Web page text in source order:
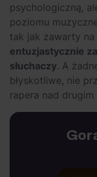
psychologiczną,
poziomu
tak jak zawarty na
entuzjastycznie
słuchaczy. A
błyskotliwe, nie
rapera nad